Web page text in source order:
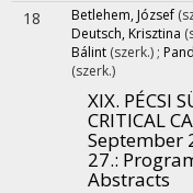
18 Betlehem, József
Deutsch, Krisztina
Bálint (szerk.) ;
(szerk.)
XIX. PÉCSI
CRITICAL
September
27.:
Abstracts